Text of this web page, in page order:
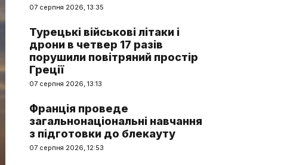
07 серпня 2026, 13:35
Турецькі військові літаки і
дрони в четвер 17 разів
порушили повітряний простір
Греції
07 серпня 2026, 13:13
Франція проведе
загальнонаціональні навчання
з підготовки до блекауту
07 серпня 2026, 12:53